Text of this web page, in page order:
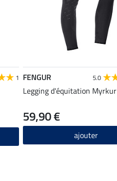
1 FENGUR 5.0
Legging d'équitation Myrkur
59,90 €
ajouter